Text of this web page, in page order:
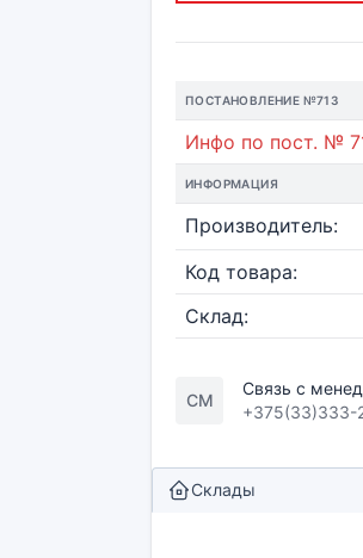
ПОСТАНОВЛЕНИЕ №713
Инфо по пост. №
ИНФОРМАЦИЯ
Производитель:
Код товара:
Склад:
СМ
Связь с
+375(33)333-
Склады